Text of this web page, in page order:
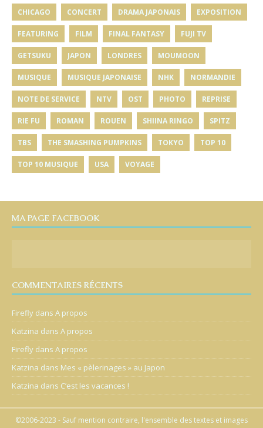
CHICAGO CONCERT DRAMA JAPONAIS EXPOSITION
FEATURING FILM FINAL FANTASY FUJI TV
GETSUKU JAPON LONDRES MOUMOON
MUSIQUE MUSIQUE JAPONAISE NHK NORMANDIE
NOTE DE SERVICE NTV OST PHOTO REPRISE
RIE FU ROMAN ROUEN SHIINA RINGO SPITZ
TBS THE SMASHING PUMPKINS TOKYO TOP 10
TOP 10 MUSIQUE USA VOYAGE
MA PAGE FACEBOOK
COMMENTAIRES RÉCENTS
Firefly dans A propos
Katzina dans A propos
Firefly dans A propos
Katzina dans Mes « pèlerinages » au Japon
Katzina dans C’est les vacances !
©2006-2023 - Sauf mention contraire, l'ensemble des textes et images